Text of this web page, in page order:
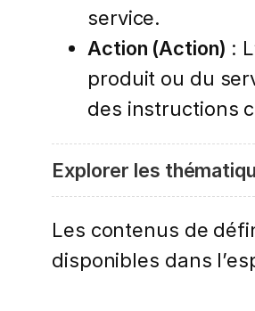
service.
Action (Action) :
produit ou du
des instructions
Explorer les
Les contenus de
disponibles dans